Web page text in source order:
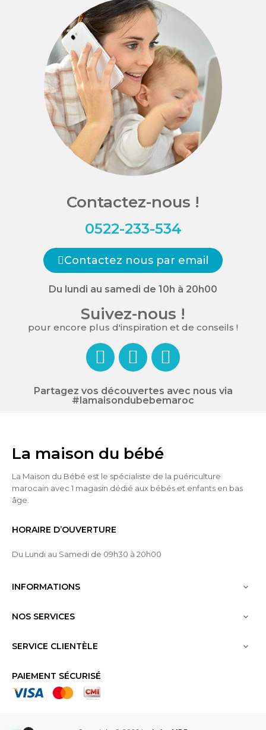
Contactez-nous !
0522-233-534
Contactez nous par email
Du lundi au samedi de 10h à 20h00
Suivez-nous !
pour encore plus d'inspiration et de conseils !
Partagez vos découvertes avec nous via
#lamaisondubebemaroc
La maison du bébé
La Maison du Bébé est le spécialiste de la puériculture
marocain avec 1 magasin dédié aux bébés et enfants en bas
âge.
HORAIRE D’OUVERTURE
Du Lundi au Samedi de 09h30 à 20h00
INFORMATIONS 
NOS SERVICES 
SERVICE CLIENTÈLE 
PAIEMENT SÉCURISÉ